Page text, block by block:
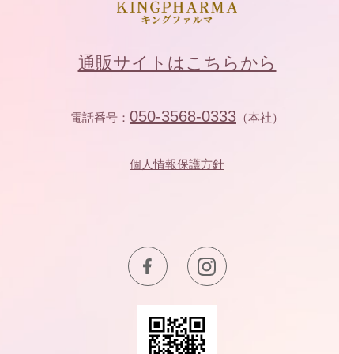
通販サイトはこちらから
電話番号： 050-3568-0333 （本社）
個人情報保護方針